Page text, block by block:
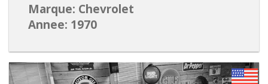
Marque: Chevrolet
Annee: 1970